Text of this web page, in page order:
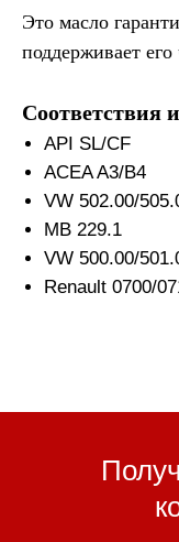
Это масло
поддерживает
Соответствия
API SL/CF
ACEA A3/B4
VW 502.00/
MB 229.1
VW 500.00/
Renault 0700/